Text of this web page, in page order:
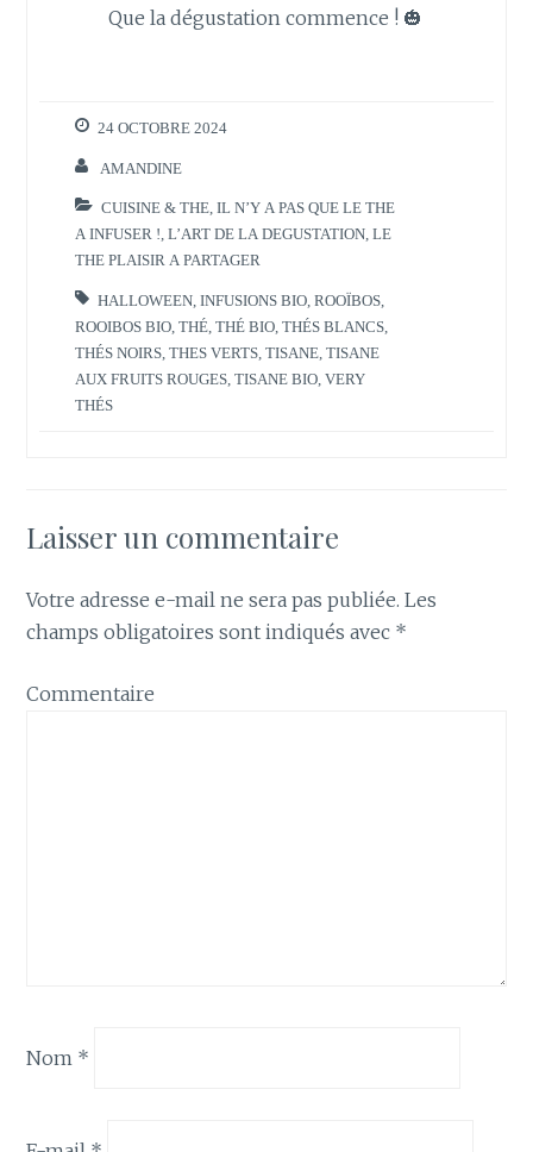
Que la dégustation commence ! 🎃
24 OCTOBRE 2024
AMANDINE
CUISINE & THE ,IL N’Y A PAS QUE LE THE
A INFUSER ! ,L’ART DE LA DEGUSTATION ,LE
THE PLAISIR A PARTAGER
HALLOWEEN ,INFUSIONS BIO ,ROOÏBOS
ROOIBOS BIO ,THÉ ,THÉ BIO ,THÉS BLANCS
THÉS NOIRS ,THES VERTS ,TISANE ,TISANE
AUX FRUITS ROUGES ,TISANE BIO ,VERY
THÉS
Laisser un commentaire
Votre adresse e-mail ne sera pas publiée. Les
champs obligatoires sont indiqués avec *
Commentaire
Nom *